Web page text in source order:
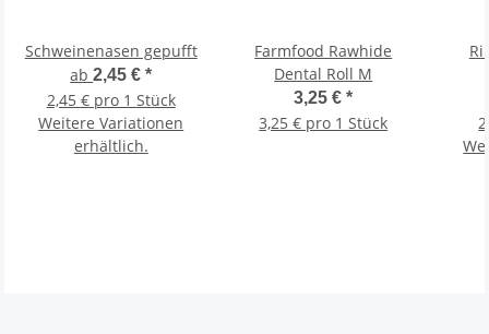
Schweinenasen gepufft
ab2,45 €*
2,45 € pro 1 Stück
Weitere Variationen
erhältlich.
Farmfood Rawhide
Dental Roll M
3,25 €*
3,25 € pro 1 Stück